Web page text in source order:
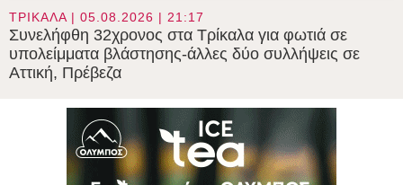
ΤΡΙΚΑΛΑ | 05.08.2026 | 21:17
Συνελήφθη 32χρονος στα Τρίκαλα για φωτιά σε
υπολείμματα βλάστησης-άλλες δύο συλλήψεις σε
Αττική, Πρέβεζα